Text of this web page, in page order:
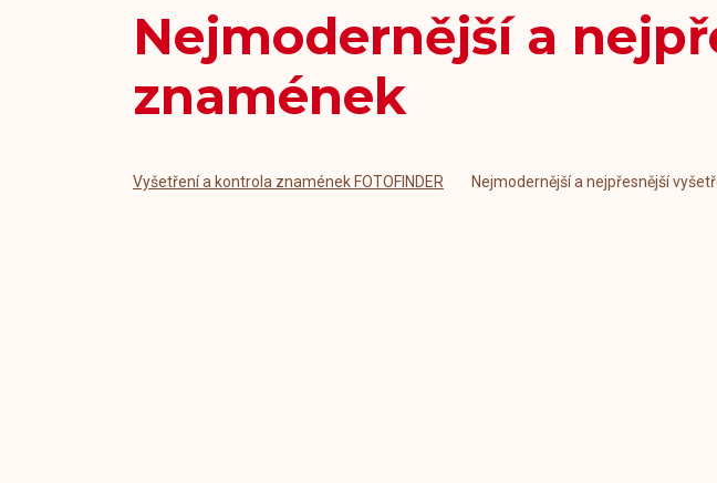
Nejmodernější a
znamének
Vyšetření a kontrola znamének FOTOFINDER Nejmodernější a nejpřesnější